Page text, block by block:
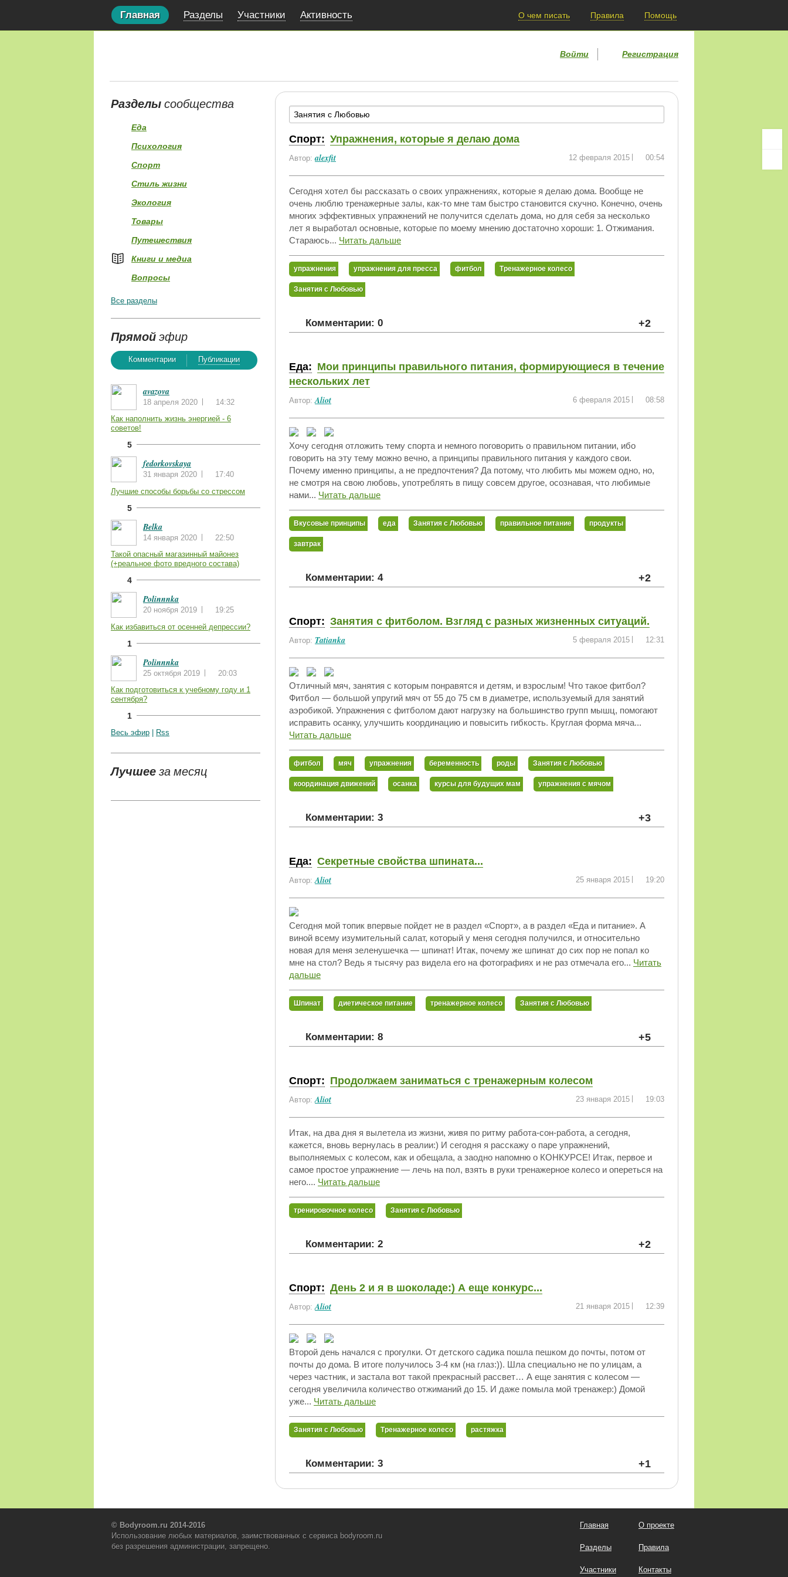
Главная Разделы Участники Активность О чем писать Правила Помощь
Войти Регистрация
Спорт: Упражнения, которые я делаю дома
Автор: alexfit 12 февраля 2015 00:54
Сегодня хотел бы рассказать о своих упражнениях, которые я делаю дома. Вообще не
очень люблю тренажерные залы, как-то мне там быстро становится скучно. Конечно, очень
многих эффективных упражнений не получится сделать дома, но для себя за несколько
лет я выработал основные, которые по моему мнению достаточно хороши: 1. Отжимания.
Стараюсь... Читать дальше
упражнения упражнения для пресса фитбол Тренажерное колесо
Занятия с Любовью
Комментарии: 0 +2
Еда: Мои принципы правильного питания, формирующиеся в течение
нескольких лет
Автор: Aliot 6 февраля 2015 08:58
Хочу сегодня отложить тему спорта и немного поговорить о правильном питании, ибо
говорить на эту тему можно вечно, а принципы правильного питания у каждого свои.
Почему именно принципы, а не предпочтения? Да потому, что любить мы можем одно, но,
не смотря на свою любовь, употреблять в пищу совсем другое, осознавая, что любимые
нами... Читать дальше
Вкусовые принципы еда Занятия с Любовью правильное питание продукты
завтрак
Комментарии: 4 +2
Спорт: Занятия с фитболом. Взгляд с разных жизненных ситуаций.
Автор: Tatianka 5 февраля 2015 12:31
Отличный мяч, занятия с которым понравятся и детям, и взрослым! Что такое фитбол?
Фитбол — большой упругий мяч от 55 до 75 см в диаметре, используемый для занятий
аэробикой. Упражнения с фитболом дают нагрузку на большинство групп мышц, помогают
исправить осанку, улучшить координацию и повысить гибкость. Круглая форма мяча...
Читать дальше
фитбол мяч упражнения беременность роды Занятия с Любовью
координация движений осанка курсы для будущих мам упражнения с мячом
Комментарии: 3 +3
Еда: Секретные свойства шпината...
Автор: Aliot 25 января 2015 19:20
Сегодня мой топик впервые пойдет не в раздел «Спорт», а в раздел «Еда и питание». А
виной всему изумительный салат, который у меня сегодня получился, и относительно
новая для меня зеленушечка — шпинат! Итак, почему же шпинат до сих пор не попал ко
мне на стол? Ведь я тысячу раз видела его на фотографиях и не раз отмечала его... Читать
дальше
Шпинат диетическое питание тренажерное колесо Занятия с Любовью
Комментарии: 8 +5
Спорт: Продолжаем заниматься с тренажерным колесом
Автор: Aliot 23 января 2015 19:03
Итак, на два дня я вылетела из жизни, живя по ритму работа-сон-работа, а сегодня,
кажется, вновь вернулась в реалии:) И сегодня я расскажу о паре упражнений,
выполняемых с колесом, как и обещала, а заодно напомню о КОНКУРСЕ! Итак, первое и
самое простое упражнение — лечь на пол, взять в руки тренажерное колесо и опереться на
него.... Читать дальше
тренировочное колесо Занятия с Любовью
Комментарии: 2 +2
Спорт: День 2 и я в шоколаде:) А еще конкурс...
Автор: Aliot 21 января 2015 12:39
Второй день начался с прогулки. От детского садика пошла пешком до почты, потом от
почты до дома. В итоге получилось 3-4 км (на глаз:)). Шла специально не по улицам, а
через частник, и застала вот такой прекрасный рассвет… А еще занятия с колесом —
сегодня увеличила количество отжиманий до 15. И даже помыла мой тренажер:) Домой
уже... Читать дальше
Занятия с Любовью Тренажерное колесо растяжка
Комментарии: 3 +1
Разделысообщества
Еда
Психология
Спорт
Стиль жизни
Экология
Товары
Путешествия
Книги и медиа
Вопросы
Все разделы
Прямойэфир
Комментарии Публикации
avazova
18 апреля 2020
14:32
Как наполнить жизнь энергией - 6
советов!
5
fedorkovskaya
31 января 2020
17:40
Лучшие способы борьбы со стрессом
5
Belka
14 января 2020
22:50
Такой опасный магазинный майонез
(+реальное фото вредного состава)
4
Polinnnka
20 ноября 2019
19:25
Как избавиться от осенней депрессии?
1
Polinnnka
25 октября 2019
20:03
Как подготовиться к учебному году и 1
сентября?
1
Весь эфир Rss
Лучшееза месяц
© Bodyroom.ru 2014-2016
Использование любых материалов, заимствованных с сервиса bodyroom.ru
без разрешения администрации, запрещено.
Главная О проекте
Разделы Правила
Участники Контакты